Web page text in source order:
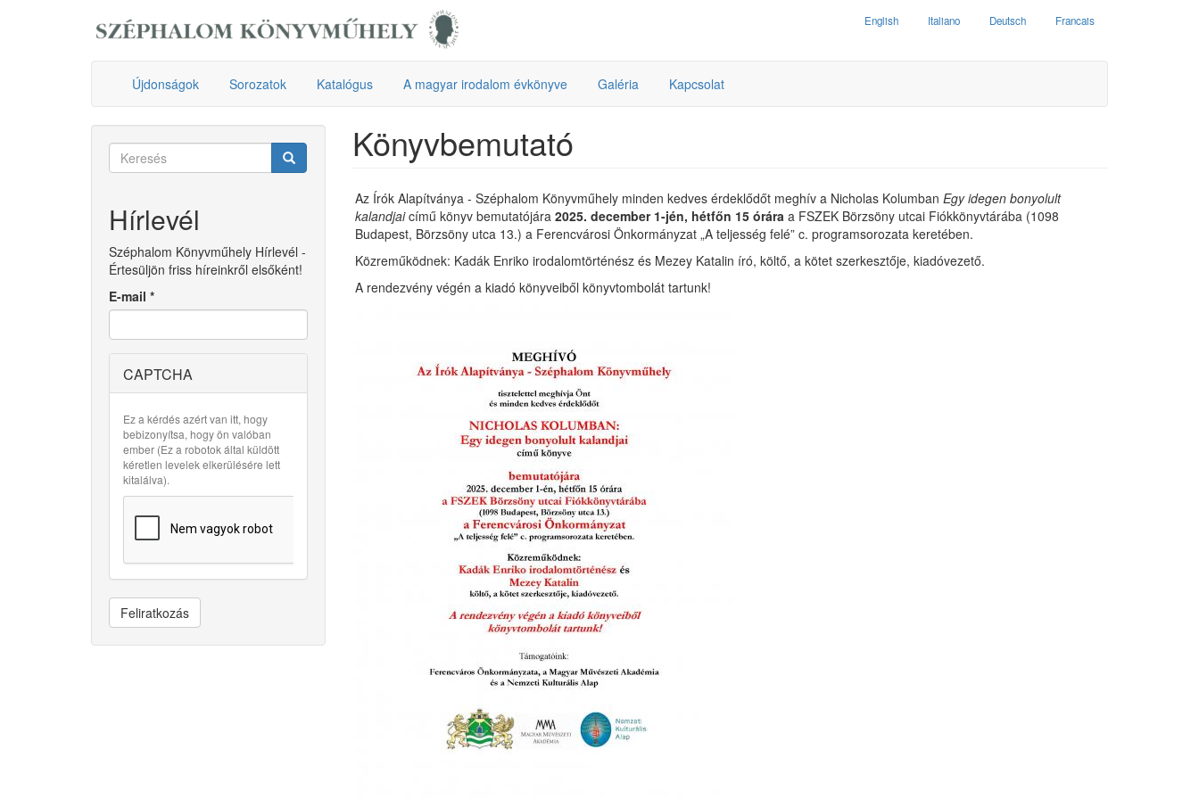
English Italiano Deutsch Francais
Újdonságok Sorozatok Katalógus A magyar irodalom évkönyve Galéria Kapcsolat
Keresés
Hírlevél
Széphalom Könyvműhely Hírlevél -
Értesüljön friss híreinkről elsőként!
E-mail *
CAPTCHA
Ez a kérdés azért van itt, hogy
bebizonyítsa, hogy ön valóban
ember (Ez a robotok által küldött
kéretlen levelek elkerülésére lett
kitalálva).
Feliratkozás
Könyvbemutató
Az Írók Alapítványa - Széphalom Könyvműhely minden kedves érdeklődőt meghív a Nicholas Kolumban Egy idegen bonyolult
kalandjaicímű könyv bemutatójára 2025. december 1-jén, hétfőn 15 óráraa FSZEK Börzsöny utcai Fiókkönyvtárába (1098
Budapest, Börzsöny utca 13.) a Ferencvárosi Önkormányzat „A teljesség felé” c. programsorozata keretében.
Közreműködnek: Kadák Enriko irodalomtörténész és Mezey Katalin író, költő, a kötet szerkesztője, kiadóvezető.
A rendezvény végén a kiadó könyveiből könyvtombolát tartunk!